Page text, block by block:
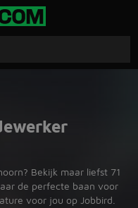
Bekijk maar liefst 71
de perfecte baan voor
voor jou op Jobbird.